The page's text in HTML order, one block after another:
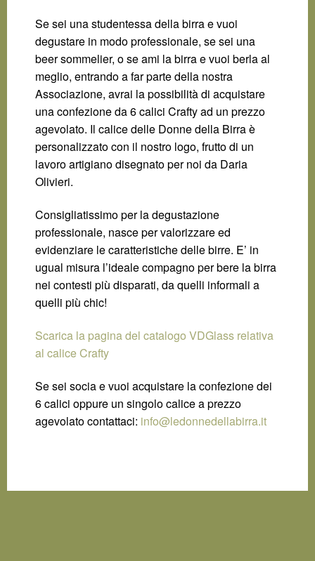
Se sei una studentessa della birra e vuoi
degustare in modo professionale, se sei una
beer sommelier, o se ami la birra e vuoi berla al
meglio, entrando a far parte della nostra
Associazione, avrai la possibilità di acquistare
una confezione da 6 calici Crafty ad un prezzo
agevolato. Il calice delle Donne della Birra è
personalizzato con il nostro logo, frutto di un
lavoro artigiano disegnato per noi da Daria
Olivieri.
Consigliatissimo per la degustazione
professionale, nasce per valorizzare ed
evidenziare le caratteristiche delle birre. E’ in
ugual misura l’ideale compagno per bere la birra
nei contesti più disparati, da quelli informali a
quelli più chic!
Scarica la pagina del catalogo VDGlass relativa
al calice Crafty
Se sei socia e vuoi acquistare la confezione dei
6 calici oppure un singolo calice a prezzo
agevolato contattaci: info@ledonnedellabirra.it